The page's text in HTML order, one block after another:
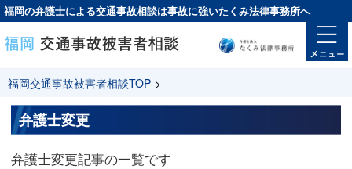
福岡の弁護士による交通事故相談は事故に強いたくみ法律事務所へ
福岡交通事故被害者相談TOP >
弁護士変更
弁護士変更記事の一覧です